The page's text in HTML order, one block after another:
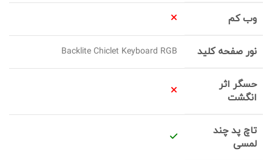
وب کم
نور صفحه کلید Backlite Chiclet Keyboard RGB
حسگر اثر
انگشت
تاچ پد چند
لمسی